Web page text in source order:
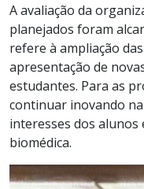
A avaliação da
planejados foram
refere à ampliação
apresentação de
estudantes. Para as
continuar inovando
interesses dos alunos
biomédica.